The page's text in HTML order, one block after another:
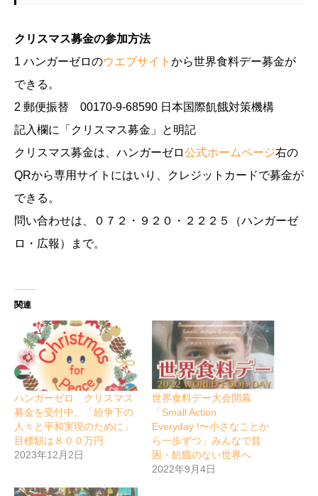
クリスマス募金の参加方法
1 ハンガーゼロのウエブサイト から世界食料デー募金が
できる。
2 郵便振替 00170-9-68590 日本国際飢餓対策機構
記入欄に「クリスマス募金」と明記
クリスマス募金は、ハンガーゼロ公式ホームページ右の
QRから専用サイトにはいり、クレジットカードで募金が
できる。
問い合わせは、０７２・９２０・２２２５（ハンガーゼ
ロ・広報）まで。
関連
ハンガーゼロ クリスマス
募金を受付中、「紛争下の
人々と平和実現のために」
目標額は８００万円
2023年12月2日
世界食料デー大会開幕
「Small Action
Everyday !〜小さなことか
ら一歩ずつ」みんなで貧
困・飢餓のない世界へ
2022年9月4日